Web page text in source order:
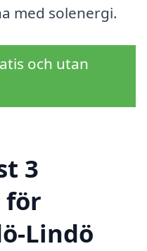
med solenergi.
och utan
3
för
Lindö